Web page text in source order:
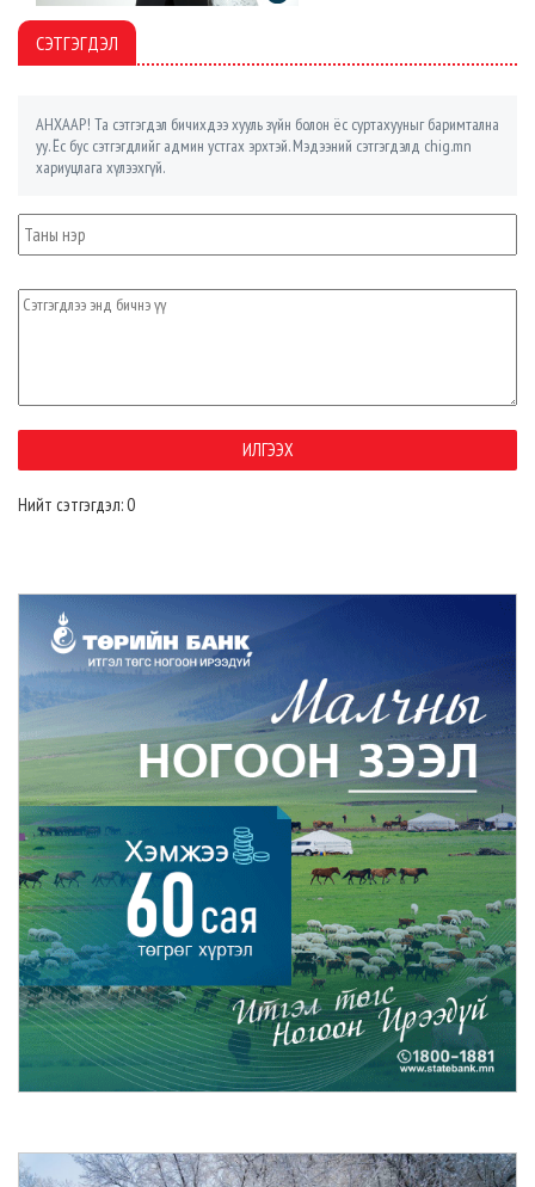
СЭТГЭГДЭЛ
АНХААР! Та сэтгэгдэл бичихдээ хууль зүйн болон ёс суртахууныг баримтална
уу. Ёс бус сэтгэгдлийг админ устгах эрхтэй. Мэдээний сэтгэгдэлд chig.mn
хариуцлага хүлээхгүй.
Нийт сэтгэгдэл: 0